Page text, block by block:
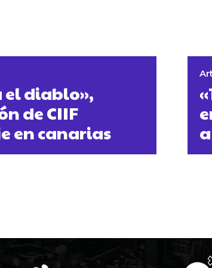
el diablo»,
de CIIF
en canarias